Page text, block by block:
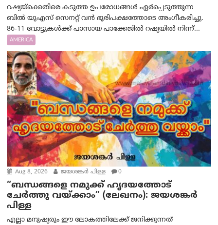
റഷ്യയ്‌ക്കെതിരെ കടുത്ത ഉപരോധങ്ങൾ ഏർപ്പെടുത്തുന്ന
ബിൽ യുഎസ് സെനറ്റ് വൻ ഭൂരിപക്ഷത്തോടെ അംഗീകരിച്ചു.
86-11 വോട്ടുകൾക്ക് പാസായ പാക്കേജിൽ റഷ്യയിൽ നിന്ന്...
AMERICA
Aug 8, 2026 ജയശങ്കര്‍ പിള്ള 0
“ബന്ധങ്ങളെ നമുക്ക് ഹൃദയത്തോട്
ചേർത്തു വയ്ക്കാം” (ലേഖനം): ജയശങ്കര്‍
പിള്ള
എല്ലാ മനുഷ്യരും ഈ ലോകത്തിലേക്ക് ജനിക്കുന്നത്